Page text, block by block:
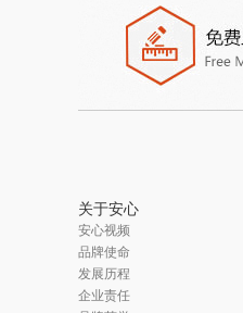
关于安心
安心视频
品牌使命
发展历程
企业责任